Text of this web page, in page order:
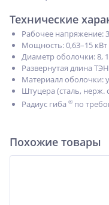
%
Технические
Рабочее напряжение:
Мощность: 0,63–15
Диаметр оболочки: 8,
Развернутая длина
Материалл оболочки:
Штуцера (сталь,
Радиус гиба ® по
Похожие товары